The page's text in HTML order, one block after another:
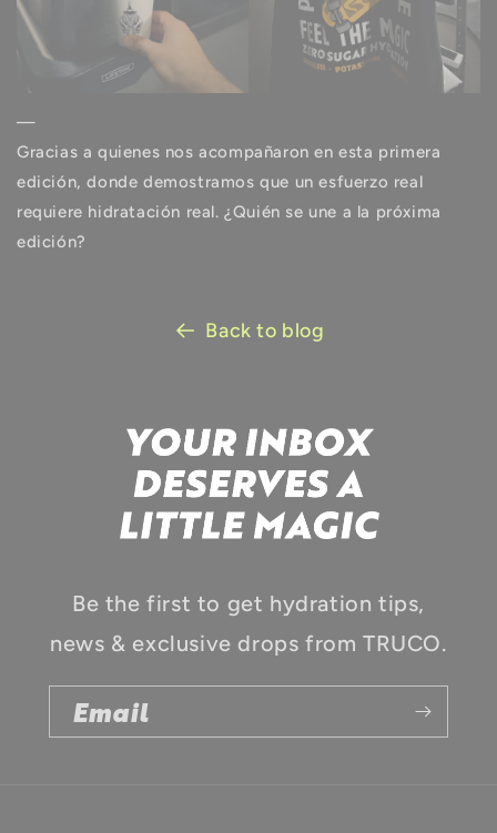
—
Gracias a quienes nos acompañaron en esta primera
edición, donde demostramos que un esfuerzo real
requiere hidratación real. ¿Quién se une a la próxima
edición?
Back to blog
Be the first to get hydration tips,
news & exclusive drops from TRUCO.
Email